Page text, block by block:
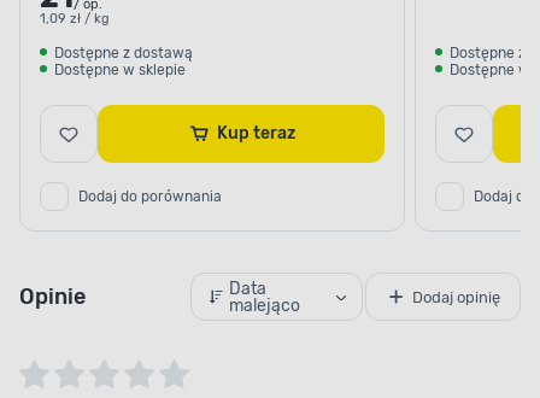
/ op.
1,09 zł / kg
Dostępne z dostawą
Dostępne w sklepie
Kup teraz
Dodaj do porównania
Dostępne z
Dostępne w
Dodaj do
Opinie
Data
malejąco
Dodaj opinię